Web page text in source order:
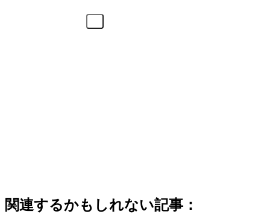
関連するかもしれない記事：